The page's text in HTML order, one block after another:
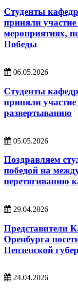
Студенты
приняли
мероприятиях,
Победы
06.05.2026
Студенты
приняли
развертыванию
05.05.2026
Поздравляем
победой на
перетягиванию
29.04.2026
Представители
Оренбурга
Пензенской
24.04.2026